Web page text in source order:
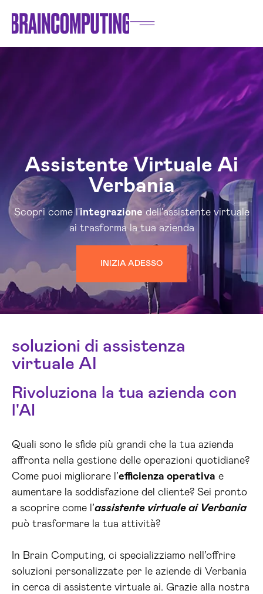
Assistente Virtuale Ai
Verbania
Scopri come l'integrazione dell'assistente virtuale
ai trasforma la tua azienda
INIZIA ADESSO
soluzioni di assistenza
virtuale AI
Rivoluziona la tua azienda con
l'AI
Quali sono le sfide più grandi che la tua azienda
affronta nella gestione delle operazioni quotidiane?
Come puoi migliorare l’efficienza operativa e
aumentare la soddisfazione del cliente? Sei pronto
a scoprire come l’assistente virtuale ai Verbania
può trasformare la tua attività?
In Brain Computing, ci specializziamo nell’offrire
soluzioni personalizzate per le aziende di Verbania
in cerca di assistente virtuale ai. Grazie alla nostra